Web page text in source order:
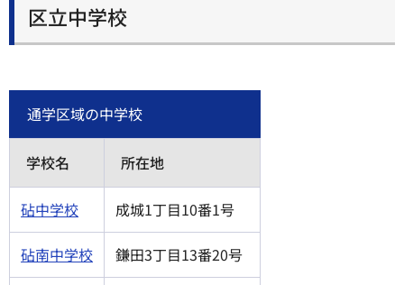
区立中学校
通学区域の中学校
学校名 所在地
砧中学校 成城1丁目10番1号
砧南中学校 鎌田3丁目13番20号